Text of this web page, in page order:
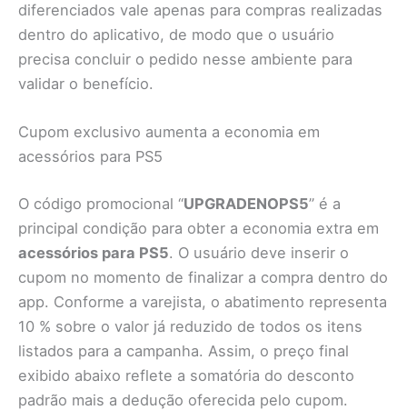
diferenciados vale apenas para compras realizadas
dentro do aplicativo, de modo que o usuário
precisa concluir o pedido nesse ambiente para
validar o benefício.
Cupom exclusivo aumenta a economia em
acessórios para PS5
O código promocional “UPGRADENOPS5” é a
principal condição para obter a economia extra em
acessórios para PS5. O usuário deve inserir o
cupom no momento de finalizar a compra dentro do
app. Conforme a varejista, o abatimento representa
10 % sobre o valor já reduzido de todos os itens
listados para a campanha. Assim, o preço final
exibido abaixo reflete a somatória do desconto
padrão mais a dedução oferecida pelo cupom.